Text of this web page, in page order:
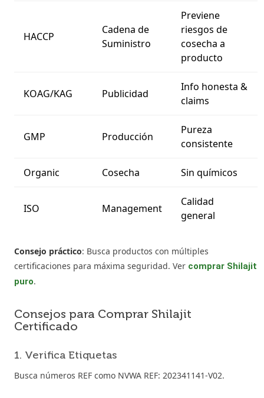
HACCP
Cadena de
Suministro
Previene
riesgos de
cosecha a
producto
KOAG/KAG Publicidad
Info honesta &
claims
GMP Producción
Pureza
consistente
Organic Cosecha Sin químicos
ISO Management
Calidad
general
Consejo práctico: Busca productos con múltiples
certificaciones para máxima seguridad. Ver comprar Shilajit
puro.
Consejos para Comprar Shilajit
Certificado
1. Verifica Etiquetas
Busca números REF como NVWA REF: 202341141-V02.